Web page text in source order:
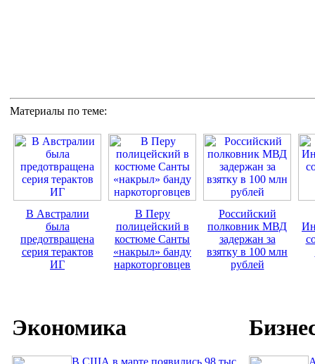
Материалы по теме:
В Австралии
была
предотвращена
серия терактов
ИГ
В Перу
полицейский в
костюме Санты
«накрыл» банду
наркоторговцев
Российский
полковник МВД
задержан за
взятку в 100 млн
рублей
Экономика